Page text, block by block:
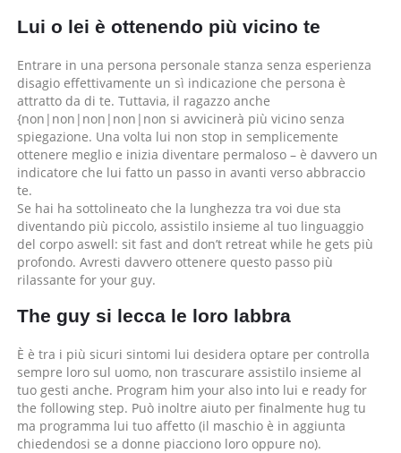
Lui o lei è ottenendo più vicino te
Entrare in una persona personale stanza senza esperienza
disagio effettivamente un sì indicazione che persona è
attratto da di te. Tuttavia, il ragazzo anche
{non|non|non|non|non si avvicinerà più vicino senza
spiegazione. Una volta lui non stop in semplicemente
ottenere meglio e inizia diventare permaloso – è davvero un
indicatore che lui fatto un passo in avanti verso abbraccio
te.
Se hai ha sottolineato che la lunghezza tra voi due sta
diventando più piccolo, assistilo insieme al tuo linguaggio
del corpo aswell: sit fast and don’t retreat while he gets più
profondo. Avresti davvero ottenere questo passo più
rilassante for your guy.
The guy si lecca le loro labbra
È è tra i più sicuri sintomi lui desidera optare per controlla
sempre loro sul uomo, non trascurare assistilo insieme al
tuo gesti anche. Program him your also into lui e ready for
the following step. Può inoltre aiuto per finalmente hug tu
ma programma lui tuo affetto (il maschio è in aggiunta
chiedendosi se a donne piacciono loro oppure no).